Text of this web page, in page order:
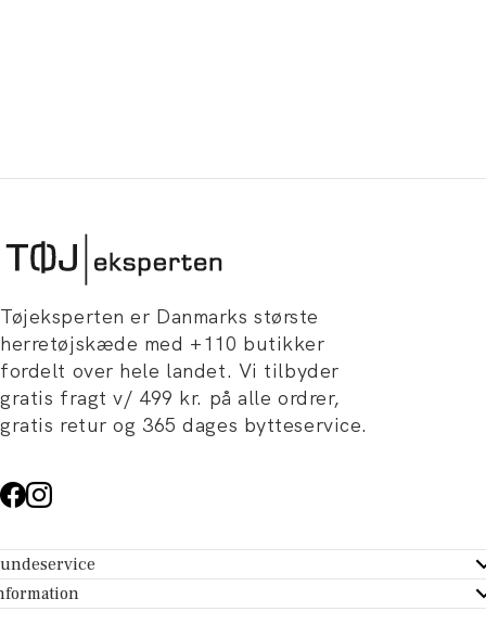
Tøjeksperten er Danmarks største
herretøjskæde med +110 butikker
fordelt over hele landet. Vi tilbyder
gratis fragt v/ 499 kr. på alle ordrer,
gratis retur og 365 dages bytteservice.
- Hjælpecenter
Tøjeksperten